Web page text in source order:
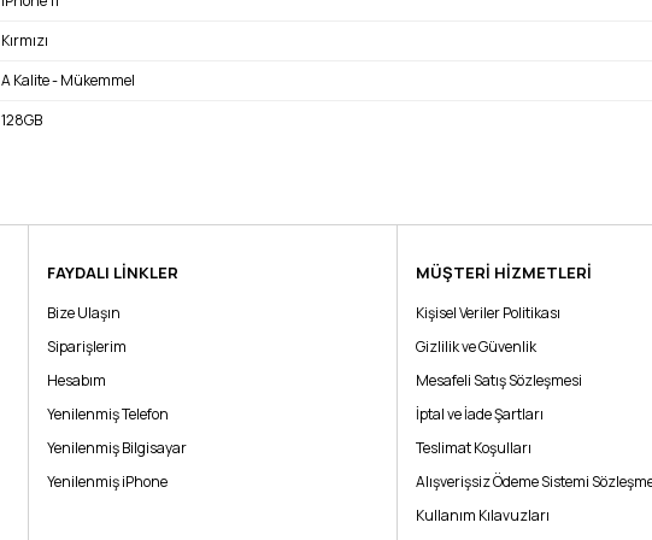
Kırmızı
A Kalite - Mükemmel
128GB
Bu ürüne ilk yorumu siz yapın!
Yorum Yaz
FAYDALI LİNKLER
Bize Ulaşın
Siparişlerim
Hesabım
Yenilenmiş Telefon
Yenilenmiş Bilgisayar
Yenilenmiş iPhone
MÜŞTERİ HİZMETLERİ
Kişisel Veriler Politikası
Gizlilik ve Güvenlik
Mesafeli Satış Sözleşmesi
İptal ve İade Şartları
Teslimat Koşulları
Alışverişsiz Ödeme Sistemi
Kullanım Kılavuzları